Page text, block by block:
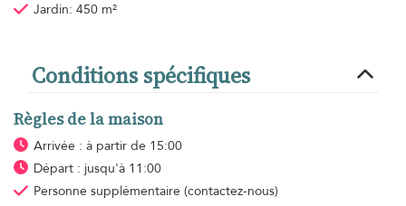
Jardin: 450 m²
Conditions spécifiques
Règles de la maison
Arrivée : à partir de 15:00
Départ : jusqu'à 11:00
Personne supplémentaire (contactez-nous)